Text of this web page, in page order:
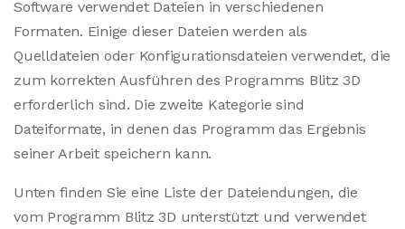
Software verwendet Dateien in verschiedenen
Formaten. Einige dieser Dateien werden als
Quelldateien oder Konfigurationsdateien verwendet, die
zum korrekten Ausführen des Programms Blitz 3D
erforderlich sind. Die zweite Kategorie sind
Dateiformate, in denen das Programm das Ergebnis
seiner Arbeit speichern kann.
Unten finden Sie eine Liste der Dateiendungen, die
vom Programm Blitz 3D unterstützt und verwendet